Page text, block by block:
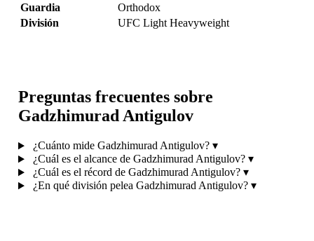
Guardia
Orthodox
División
UFC Light Heavyweight
Preguntas frecuentes sobre
Gadzhimurad Antigulov
¿Cuánto mide Gadzhimurad Antigulov? ▾
¿Cuál es el alcance de Gadzhimurad Antigulov? ▾
¿Cuál es el récord de Gadzhimurad Antigulov? ▾
¿En qué división pelea Gadzhimurad Antigulov? ▾